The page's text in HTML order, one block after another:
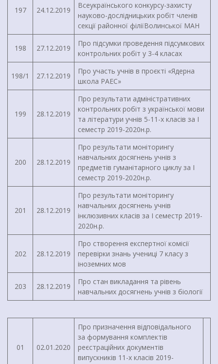
197 24.12.2019
Всеукраїнського конкурсу-захисту
науково-дослідницьких робіт членів
секції районної філіїВолинської МАН
198 27.12.2019
Про підсумки проведення підсумкових
контрольних робіт у 3-4 класах
198/1 27.12.2019
Про участь учнів в проєкті «Ядерна
школа РАЕС»
199 28.12.2019
Про результати адміністративних
контрольних робіт з української мови
та літератури учнів 5-11-х класів за І
семестр 2019-2020н.р.
200 28.12.2019
Про результати моніторингу
навчальних досягнень учнів з
предметів гуманітарного циклу за І
семестр 2019-2020н.р.
201 28.12.2019
Про результати моніторингу
навчальних досягнень учнів
інклюзивних класів за І семестр 2019-
2020н.р.
202 28.12.2019
Про створення експертної комісії
перевірки знань учениці 7 класу з
іноземних мов
203 28.12.2019
Про стан викладання та рівень
навчальних досягнень учнів з біології
01 02.01.2020
Про призначення відповідального
за формування комплектів
реєстраційних документів
випускників 11-х класів 2019-